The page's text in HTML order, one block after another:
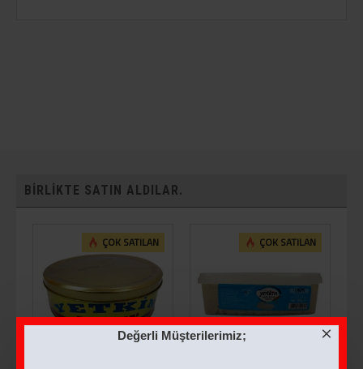
Değerli Müşterilerimiz;
BIRLIKTE SATIN ALDILAR.
ÇOK SATILAN ÇOK SATILAN